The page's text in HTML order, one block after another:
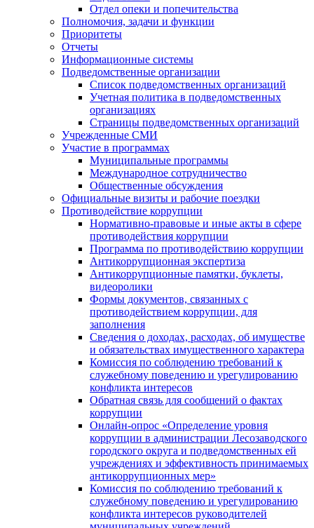
Отдел опеки и попечительства
Полномочия, задачи и функции
Приоритеты
Отчеты
Информационные системы
Подведомственные организации
Список подведомственных организаций
Учетная политика в подведомственных
организациях
Страницы подведомственных организаций
Учрежденные СМИ
Участие в программах
Муниципальные программы
Международное сотрудничество
Общественные обсуждения
Официальные визиты и рабочие поездки
Противодействие коррупции
Нормативно-правовые и иные акты в сфере
противодействия коррупции
Программа по противодействию коррупции
Антикоррупционная экспертиза
Антикоррупционные памятки, буклеты,
видеоролики
Формы документов, связанных с
противодействием коррупции, для
заполнения
Сведения о доходах, расходах, об имуществе
и обязательствах имущественного характера
Комиссия по соблюдению требований к
служебному поведению и урегулированию
конфликта интересов
Обратная связь для сообщений о фактах
коррупции
Онлайн-опрос «Определение уровня
коррупции в администрации Лесозаводского
городского округа и подведомственных ей
учреждениях и эффективность принимаемых
антикоррупционных мер»
Комиссия по соблюдению требований к
служебному поведению и урегулированию
конфликта интересов руководителей